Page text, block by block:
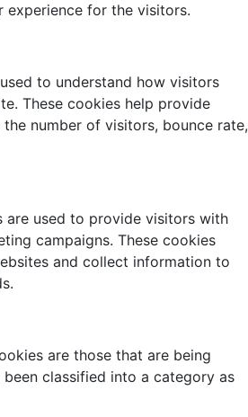
experience for the visitors.
to understand how visitors
These cookies help provide
number of visitors, bounce rate,
are used to provide visitors with
campaigns. These cookies
and collect information to
are those that are being
classified into a category as